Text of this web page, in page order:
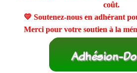
coût.
💛 Soutenez-nous en adhérant
Merci pour votre soutien à la